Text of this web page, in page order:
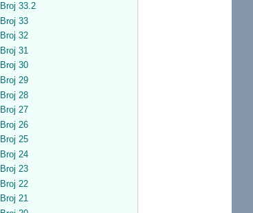
Broj 33.2
Broj 33
Broj 32
Broj 31
Broj 30
Broj 29
Broj 28
Broj 27
Broj 26
Broj 25
Broj 24
Broj 23
Broj 22
Broj 21